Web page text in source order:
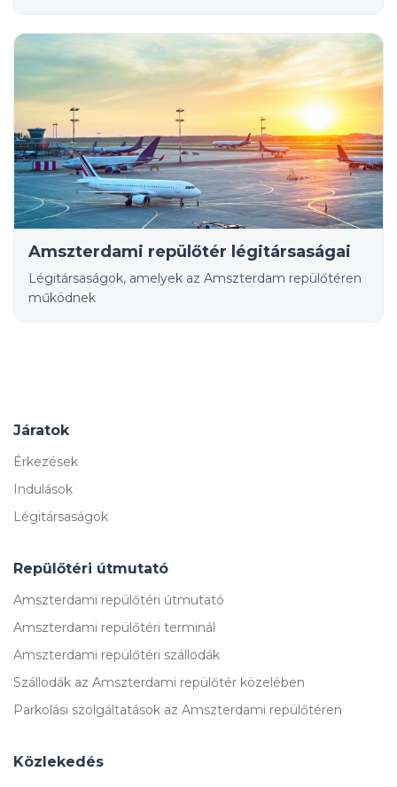
Amszterdami repülőtér légitársaságai
Légitársaságok, amelyek az Amszterdam repülőtéren
működnek
Járatok
Érkezések
Indulások
Légitársaságok
Repülőtéri útmutató
Amszterdami repülőtéri útmutató
Amszterdami repülőtéri terminál
Amszterdami repülőtéri szállodák
Szállodák az Amszterdami repülőtér közelében
Parkolási szolgáltatások az Amszterdami repülőtéren
Közlekedés